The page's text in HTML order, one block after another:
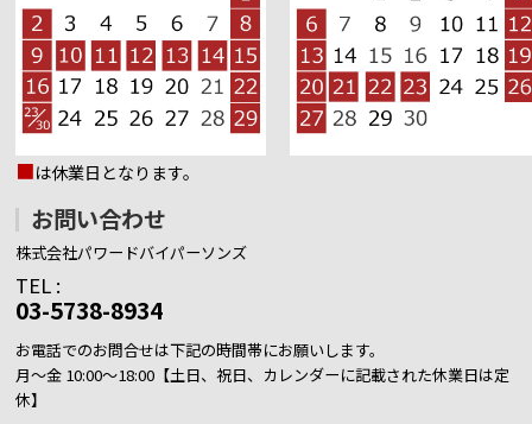
■は休業日となります。
お問い合わせ
株式会社パワードバイパーソンズ
TEL :
03-5738-8934
お電話でのお問合せは下記の時間帯にお願いします。
月～金 10:00～18:00【土日、祝日、カレンダーに記載された休業日は定
休】